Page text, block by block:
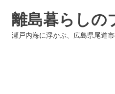
離島暮らしの
瀬戸内海に浮かぶ、広島県尾道